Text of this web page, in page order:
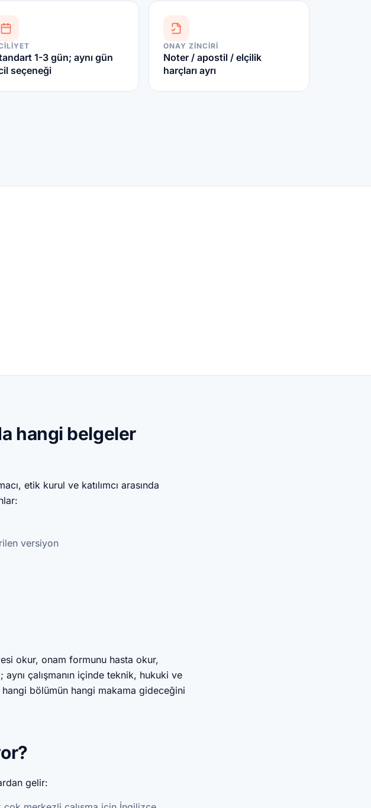
1-3 gün; aynı gün
seçeneği
ONAY ZINCIRI
Noter / apostil / elçilik
harçları ayrı
hangi belgeler
etik kurul ve katılımcı arasında
versiyon
okur, onam formunu hasta okur,
çalışmanın içinde teknik, hukuki ve
bölümün hangi makama gideceğini
gelir: